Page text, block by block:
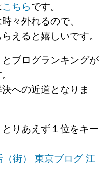
こちらです。
々外れるので、
えると嬉しいです。
ブログランキングが
への近道となりま
りあえず１位をキー